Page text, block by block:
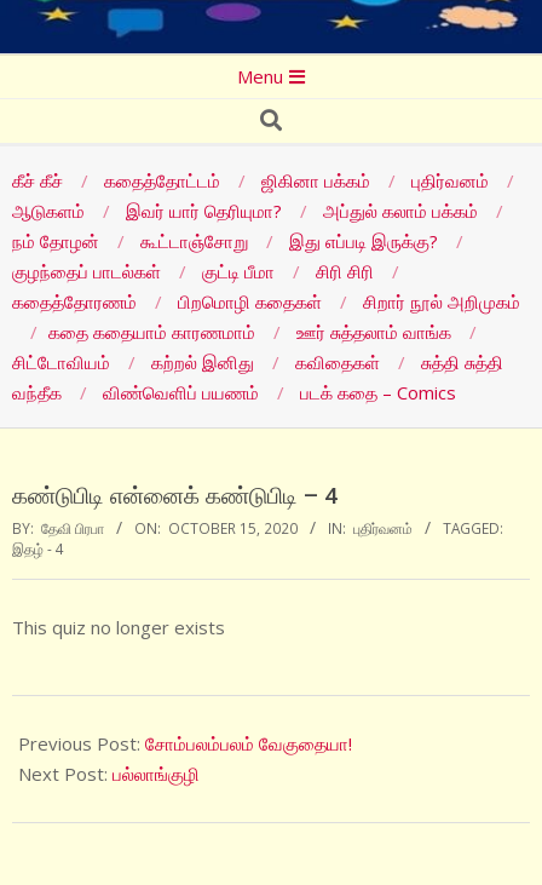
Menu
Search
கீச் கீச் கதைத்தோட்டம் ஜிகினா பக்கம்
புதிர்வனம்
ஆடுகளம்
இவர் யார் தெரியுமா?
அப்துல் கலாம் பக்கம்
நம் தோழன்
கூட்டாஞ்சோறு
இது எப்படி இருக்கு?
குழந்தைப் பாடல்கள்
குட்டி பீமா
சிரி சிரி
கதைத்தோரணம்
பிறமொழி கதைகள்
சிறார் நூல் அறிமுகம்
கதை கதையாம் காரணமாம்
ஊர் சுத்தலாம் வாங்க
சிட்டோவியம்
கற்றல் இனிது கவிதைகள்
சுத்தி சுத்தி
வந்தீக
விண்வெளிப் பயணம் படக் கதை – Comics
கண்டுபிடி என்னைக் கண்டுபிடி – 4
BY: தேவி பிரபா ON: OCTOBER 15, 2020 IN: புதிர்வனம்
TAGGED:
இதழ் - 4
This quiz no longer exists
10-
15
Previous Post: சோம்பலம்பலம் வேகுதையா!
Next Post: பல்லாங்குழி